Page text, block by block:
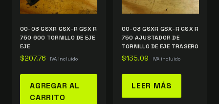
00-03 GSXR GSX-R GSX R
750 600 TORNILLO DE EJE
EJE
$207.76 IVA incluido
AGREGAR AL
CARRITO
00-03 GSXR GSX-R GSX R
750 AJUSTADOR DE
TORNILLO DE EJE TRASERO
$135.09 IVA incluido
LEER MÁS